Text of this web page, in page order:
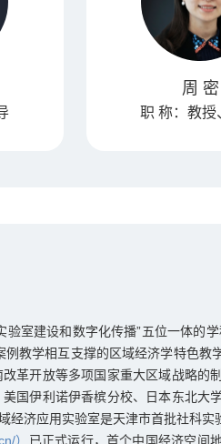
周 密
职 称：教授
室建设和数字化传播”五位一体的
教学相互支撑的区域经济学特色
革开放等多项国家重大区域战略的
国伊利诺伊香槟分校、日本东北大
济应用实验室是天津市首批社科
） 已正式运行，首个中国经济空间